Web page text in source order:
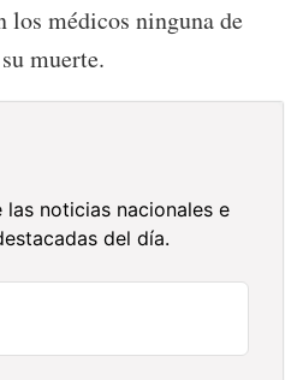
los médicos ninguna de
muerte.
las noticias nacionales e
del día.